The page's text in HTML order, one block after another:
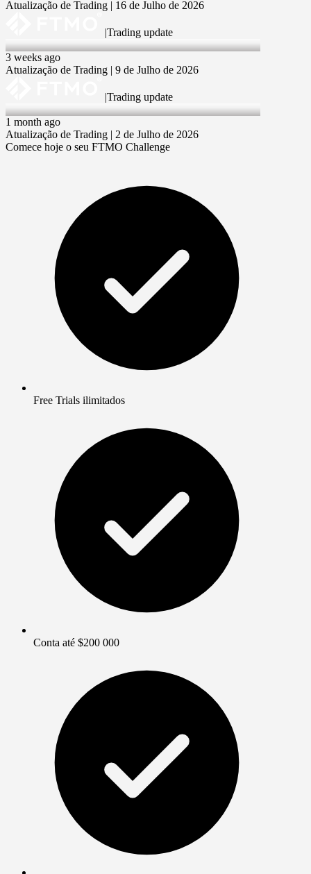
Atualização de Trading | 16 de Julho de 2026
|Trading update
9 Jul 2026
3 weeks ago
Atualização de Trading | 9 de Julho de 2026
|Trading update
2 Jul 2026
1 month ago
Atualização de Trading | 2 de Julho de 2026
Comece hoje o seu FTMO Challenge
Free Trials ilimitados
Conta até $200 000